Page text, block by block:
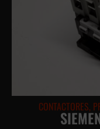
CONTACTORES,